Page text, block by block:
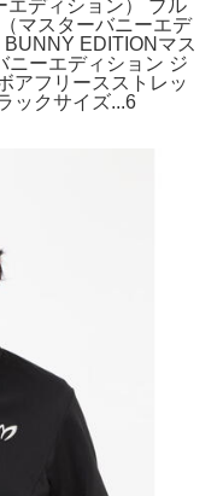
エディション） ブル
マスターバニーエデ
EDITIONマス
ニーエディション ジ
アフリースストレッ
ックサイズ...6